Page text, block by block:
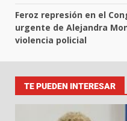
Feroz represión en el
urgente de Alejandra
violencia policial
TE PUEDEN INTERESAR